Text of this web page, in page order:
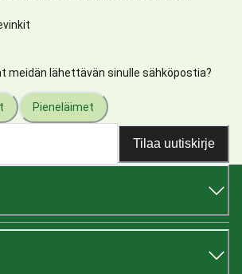
meidän lähettävän sinulle sähköpostia?
Pieneläimet
Tilaa uutiskirje